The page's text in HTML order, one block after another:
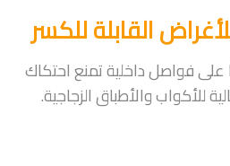
القابلة للكسر
على فواصل داخلية تمنع احتكاك
للأكواب والأطباق الزجاجية.